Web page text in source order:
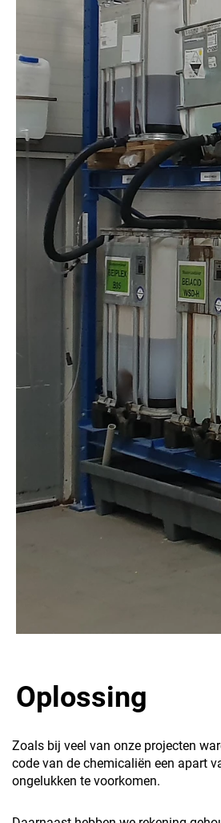
Oplossing
Zoals bij veel van onze projecten
code van de chemicaliën een apart
ongelukken te voorkomen.